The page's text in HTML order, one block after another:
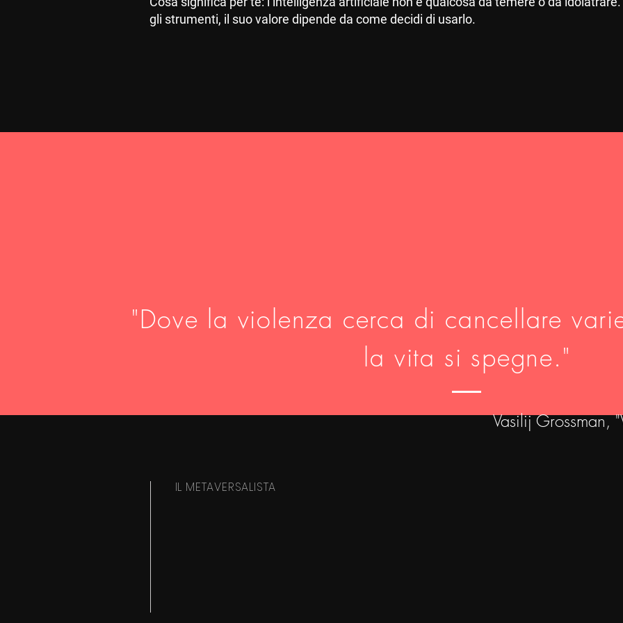
gli strumenti, il suo valore dipende da come decidi di usarlo.
"Dove la violenza cerca di cancellare
la vita si spegne."
Vasilij Grossman,
IL METAVERSALISTA